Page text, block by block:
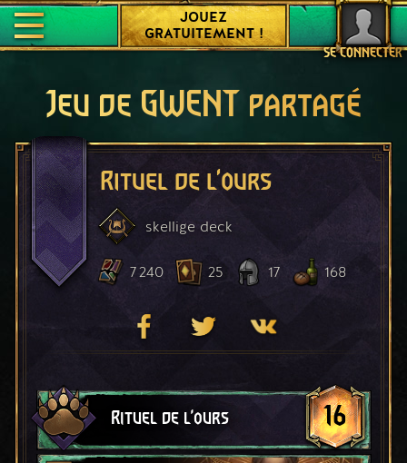
SE CONNECTER
JOUEZ
GRATUITEMENT !
Jeu de GWENT partagé
Rituel de l'ours
skellige deck
7 240 25 17 168
Rituel de l'ours 16